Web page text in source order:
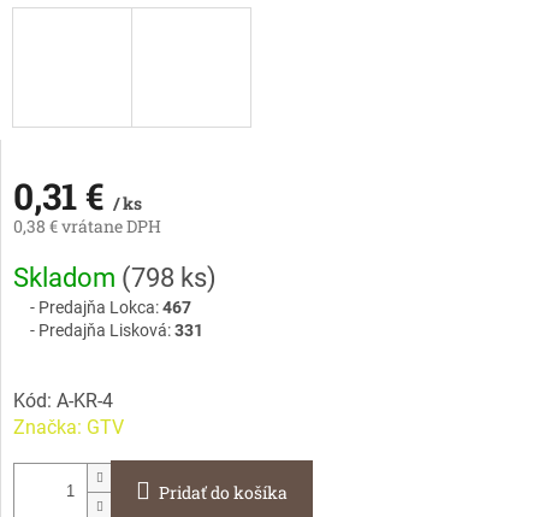
0,31 € / ks
0,38 € vrátane DPH
Jednotková
cena:
Skladom (798 ks)
Predajňa Lokca:467
Predajňa Lisková:331
Kód: A-KR-4
Značka: GTV
Pridať do košíka